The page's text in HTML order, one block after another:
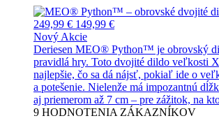
249,99 € 149,99 €
NovýAkcie
Deriesen MEO® Python™ je obrovský
pravidlá hry. Toto dvojité dildo veľkosti
najlepšie, čo sa dá nájsť, pokiaľ ide o
a potešenie. Nielenže má impozantnú
aj priemerom až 7 cm – pre zážitok, na
9 HODNOTENIA ZÁKAZNÍKOV